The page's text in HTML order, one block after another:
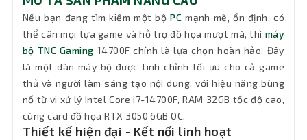
Kết nối
mạng
Phân loại
Cổng
1 x HDMI 2.1, 3 x Displayport 1.4a
Nếu bạn đang tìm kiếm một bộPC mạnh mẽ, ổn định, có
thể cân mọi tựa game và hỗ trợ đồ họa mượt mà, thì máy
bộ TNC Gaming 14700F chính là lựa chọn hoàn hảo. Đây
là một dàn máy bộ được tinh chỉnh tối ưu cho cả game
thủ và người làm sáng tạo nội dung, với hiệu năng bùng
nổ từ vi xử lý Intel Core i7-14700F, RAM 32GB tốc độ cao,
cùng card đồ họa RTX 3050 6GB OC.
Thiết kế hiện đại - Kết nối linh hoạt